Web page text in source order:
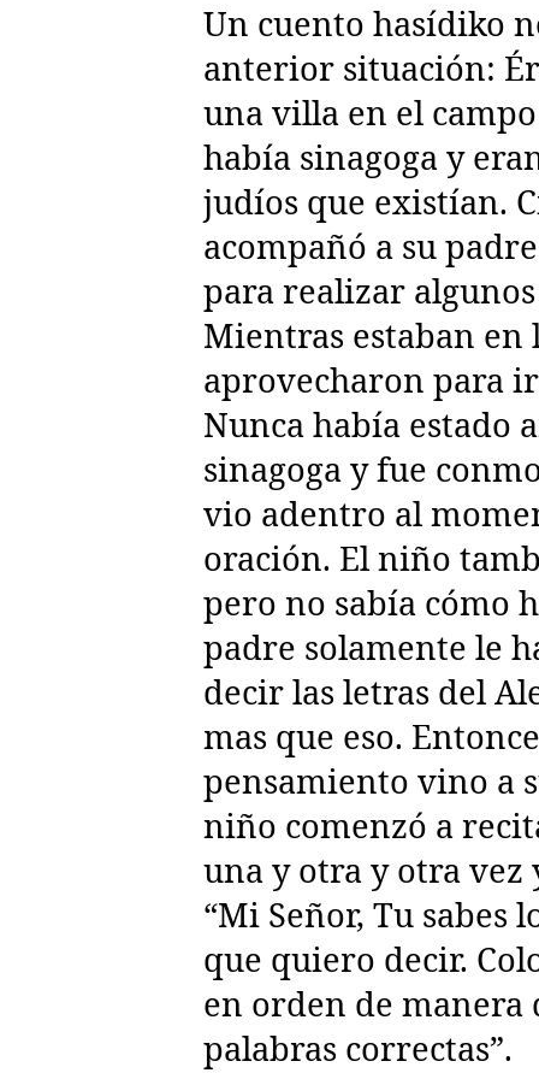
Un cuento hasídiko
anterior situación:
una villa en el
había sinagoga y
judíos que existían.
acompañó a su
para realizar
Mientras estaban en
aprovecharon para
Nunca había estado
sinagoga y fue
vio adentro al
oración. El niño
pero no sabía cómo
padre solamente le
decir las letras del
mas que eso.
pensamiento vino a
niño comenzó a
una y otra y otra vez
“Mi Señor, Tu sabes
que quiero decir.
en orden de manera
palabras correctas”.